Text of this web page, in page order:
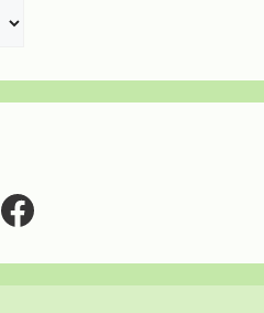
Facebook